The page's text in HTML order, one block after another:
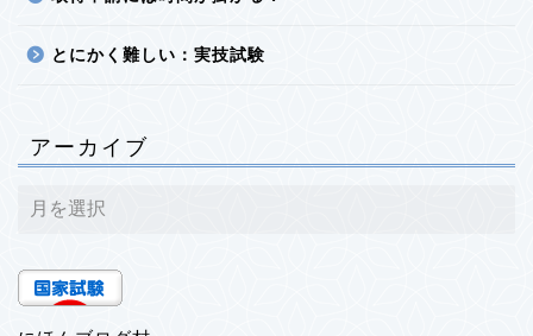
とにかく難しい：実技試験
アーカイブ